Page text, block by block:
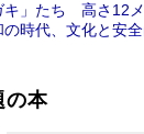
キ」たち 高さ12
時代、文化と安全
の本